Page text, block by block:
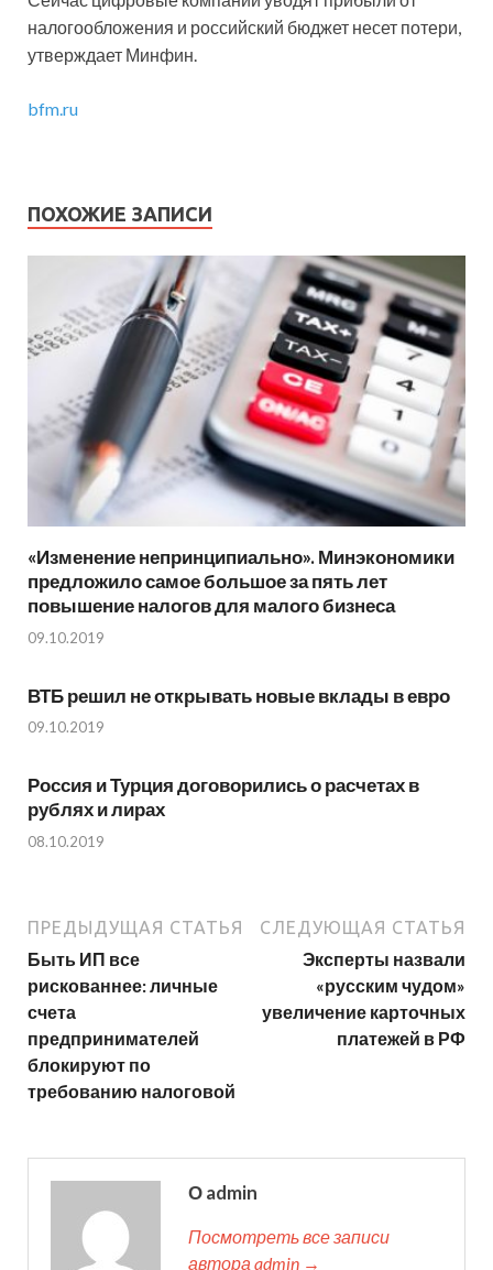
налогообложения и российский бюджет несет потери,
утверждает Минфин.
bfm.ru
ПОХОЖИЕ ЗАПИСИ
«Изменение непринципиально». Минэкономики
предложило самое большое за пять лет
повышение налогов для малого бизнеса
09.10.2019
ВТБ решил не открывать новые вклады в евро
09.10.2019
Россия и Турция договорились о расчетах в
рублях и лирах
08.10.2019
ПРЕДЫДУЩАЯ СТАТЬЯ
Быть ИП все
рискованнее: личные
счета
предпринимателей
блокируют по
требованию налоговой
СЛЕДУЮЩАЯ СТАТЬЯ
Эксперты назвали
«русским чудом»
увеличение карточных
платежей в РФ
О admin
Посмотреть все записи
автора admin →